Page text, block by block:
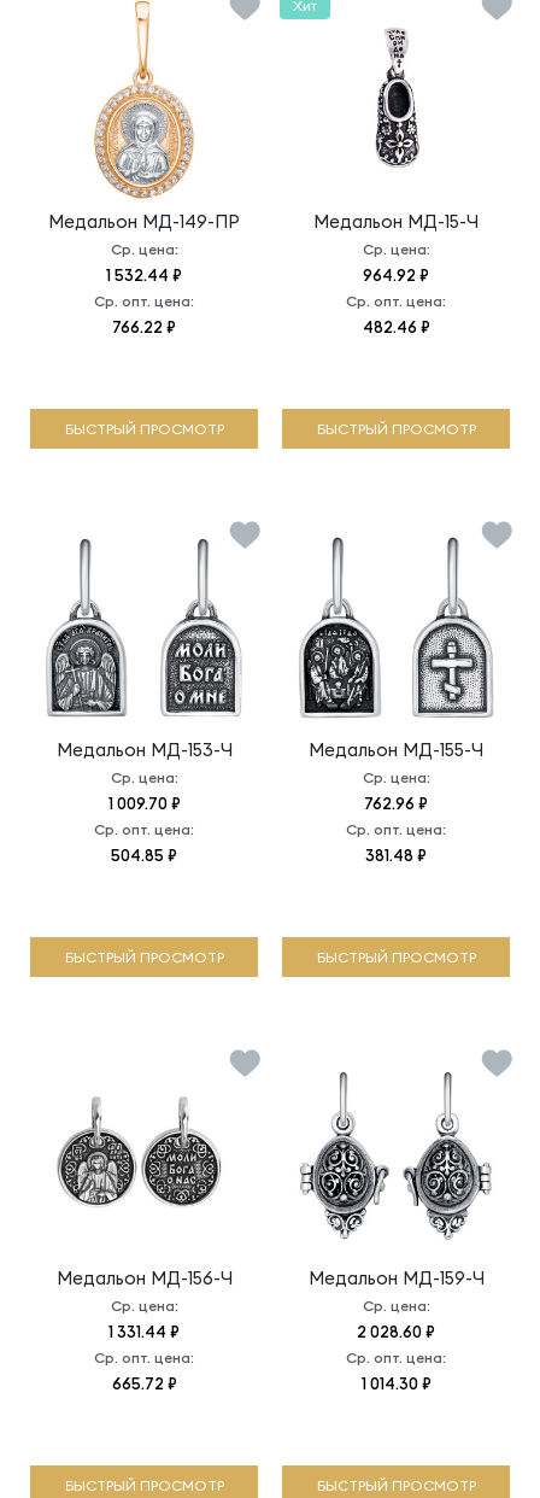
Медальон МД-149-ПР
Ср. цена:
1 532.44 ₽
Ср. опт. цена:
766.22 ₽
БЫСТРЫЙ ПРОСМОТР
Медальон МД-15-Ч
Ср. цена:
964.92 ₽
Ср. опт. цена:
482.46 ₽
Хит
БЫСТРЫЙ ПРОСМОТР
Медальон МД-153-Ч
Ср. цена:
1 009.70 ₽
Ср. опт. цена:
504.85 ₽
БЫСТРЫЙ ПРОСМОТР
Медальон МД-155-Ч
Ср. цена:
762.96 ₽
Ср. опт. цена:
381.48 ₽
БЫСТРЫЙ ПРОСМОТР
Медальон МД-156-Ч
Ср. цена:
1 331.44 ₽
Ср. опт. цена:
665.72 ₽
БЫСТРЫЙ ПРОСМОТР
Медальон МД-159-Ч
Ср. цена:
2 028.60 ₽
Ср. опт. цена:
1 014.30 ₽
БЫСТРЫЙ ПРОСМОТР